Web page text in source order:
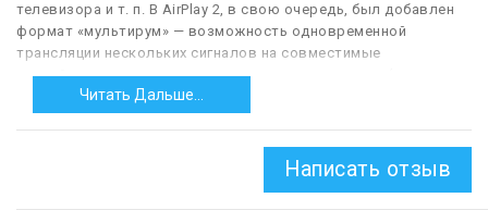
телевизора и т. п. В AirPlay 2, в свою очередь, был добавлен
формат «мультирум» — возможность одновременной
трансляции нескольких сигналов на совместимые
устройства, установленные в разных местах дома (например,
фильма на телевизор и программы онлайн-радио на акустику
на кухне). Кроме того, в этой версии появилась поддержка
технических моментов (в частности, буферизация контента,
Читать Дальше...
Написать отзыв